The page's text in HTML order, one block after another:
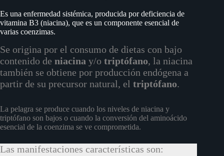
Es una enfermedad sistémica, producida por deficiencia de
vitamina B3 (niacina), que es un componente esencial de
varias coenzimas.
Se origina por el consumo de dietas con bajo
contenido de niacina y/o triptófano, la niacina
también se obtiene por producción endógena a
partir de su precursor natural, el triptófano.
La pelagra se produce cuando los niveles de niacina y
triptófano son bajos o cuando la conversión del aminoácido
esencial de la coenzima se ve comprometida.
Las manifestaciones características son: